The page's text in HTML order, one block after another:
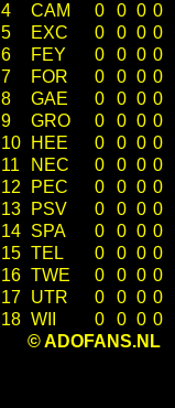
4
CAM 0 0 0 0
5
EXC 0 0 0 0
6
FEY 0 0 0 0
7
FOR 0 0 0 0
8
GAE 0 0 0 0
9
GRO 0 0 0 0
10
HEE 0 0 0 0
11
NEC 0 0 0 0
12
PEC 0 0 0 0
13
PSV 0 0 0 0
14 SPA 0 0 0 0
15 TEL 0 0 0 0
16 TWE 0 0 0 0
17 UTR 0 0 0 0
18 WII 0 0 0 0
© ADOFANS.NL